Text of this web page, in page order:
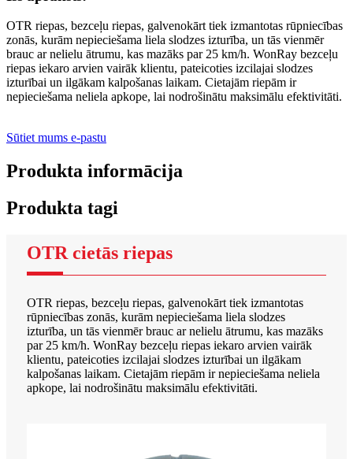
OTR riepas, bezceļu riepas, galvenokārt tiek izmantotas rūpniecības
zonās, kurām nepieciešama liela slodzes izturība, un tās vienmēr
brauc ar nelielu ātrumu, kas mazāks par 25 km/h. WonRay bezceļu
riepas iekaro arvien vairāk klientu, pateicoties izcilajai slodzes
izturībai un ilgākam kalpošanas laikam. Cietajām riepām ir
nepieciešama neliela apkope, lai nodrošinātu maksimālu efektivitāti.
Sūtiet mums e-pastu
Produkta informācija
Produkta tagi
OTR cietās riepas
OTR riepas, bezceļu riepas, galvenokārt tiek izmantotas
rūpniecības zonās, kurām nepieciešama liela slodzes
izturība, un tās vienmēr brauc ar nelielu ātrumu, kas mazāks
par 25 km/h. WonRay bezceļu riepas iekaro arvien vairāk
klientu, pateicoties izcilajai slodzes izturībai un ilgākam
kalpošanas laikam. Cietajām riepām ir nepieciešama neliela
apkope, lai nodrošinātu maksimālu efektivitāti.